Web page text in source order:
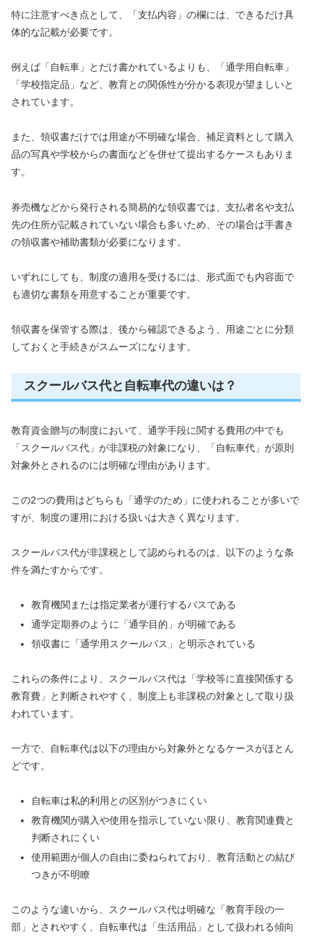
特に注意すべき点として、「支払内容」の欄には、できるだけ具
体的な記載が必要です。
例えば「自転車」とだけ書かれているよりも、「通学用自転車」
「学校指定品」など、教育との関係性が分かる表現が望ましいと
されています。
また、領収書だけでは用途が不明確な場合、補足資料として購入
品の写真や学校からの書面などを併せて提出するケースもありま
す。
券売機などから発行される簡易的な領収書では、支払者名や支払
先の住所が記載されていない場合も多いため、その場合は手書き
の領収書や補助書類が必要になります。
いずれにしても、制度の適用を受けるには、形式面でも内容面で
も適切な書類を用意することが重要です。
領収書を保管する際は、後から確認できるよう、用途ごとに分類
しておくと手続きがスムーズになります。
スクールバス代と自転車代の違いは？
教育資金贈与の制度において、通学手段に関する費用の中でも
「スクールバス代」が非課税の対象になり、「自転車代」が原則
対象外とされるのには明確な理由があります。
この2つの費用はどちらも「通学のため」に使われることが多いで
すが、制度の運用における扱いは大きく異なります。
スクールバス代が非課税として認められるのは、以下のような条
件を満たすからです。
教育機関または指定業者が運行するバスである
通学定期券のように「通学目的」が明確である
領収書に「通学用スクールバス」と明示されている
これらの条件により、スクールバス代は「学校等に直接関係する
教育費」と判断されやすく、制度上も非課税の対象として取り扱
われています。
一方で、自転車代は以下の理由から対象外となるケースがほとん
どです。
自転車は私的利用との区別がつきにくい
教育機関が購入や使用を指示していない限り、教育関連費と
判断されにくい
使用範囲が個人の自由に委ねられており、教育活動との結び
つきが不明瞭
このような違いから、スクールバス代は明確な「教育手段の一
部」とされやすく、自転車代は「生活用品」として扱われる傾向